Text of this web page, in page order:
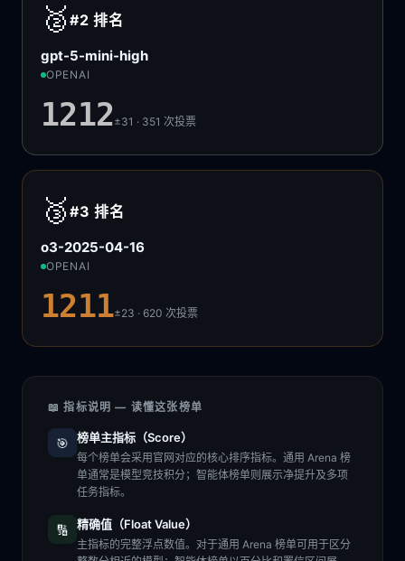
🥈 #2排名
gpt-5-mini-high
OPENAI
1212±31 · 351次投票
🥉 #3排名
o3-2025-04-16
OPENAI
1211±23 · 620次投票
📖 指标说明 — 读懂这张榜单
🎯 榜单主指标（Score）
每个榜单会采用官网对应的核心排序指标。通用 Arena 榜
单通常是模型竞技积分；智能体榜单则展示净提升及多项
任务指标。
🔢 精确值（Float Value）
主指标的完整浮点数值。对于通用 Arena 榜单可用于区分